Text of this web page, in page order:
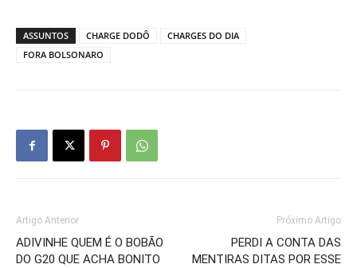
ASSUNTOS CHARGE DODÔ
CHARGES DO DIA
FORA BOLSONARO
Artigo Anterior
ADIVINHE QUEM É O BOBÃO
DO G20 QUE ACHA BONITO
Próximo Artigo
PERDI A CONTA DAS
MENTIRAS DITAS POR ESSE